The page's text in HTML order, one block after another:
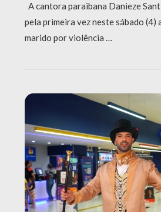
A cantora paraibana Danieze
pela primeira vez neste sábado (4)
marido por violência …